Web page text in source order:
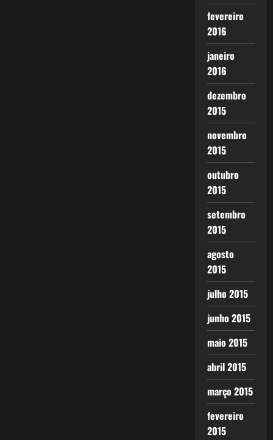
fevereiro
2016
janeiro
2016
dezembro
2015
novembro
2015
outubro
2015
setembro
2015
agosto
2015
julho 2015
junho 2015
maio 2015
abril 2015
março 2015
fevereiro
2015